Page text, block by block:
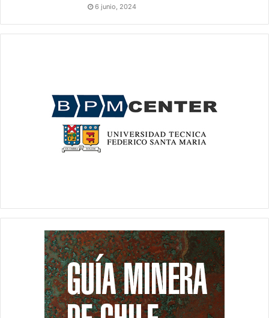
6 junio, 2024